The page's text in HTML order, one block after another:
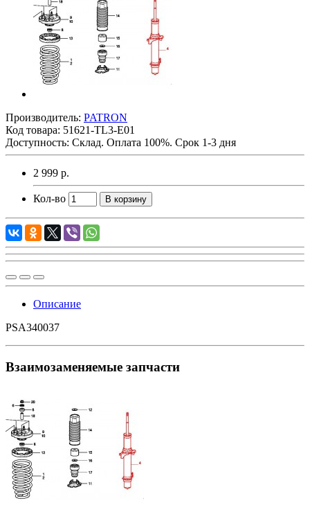
Производитель: PATRON
Код товара: 51621-TL3-E01
Доступность: Склад. Оплата 100%. Срок 1-3 дня
2 999 р.
Кол-во В корзину
Описание
PSA340037
Взаимозаменяемые запчасти